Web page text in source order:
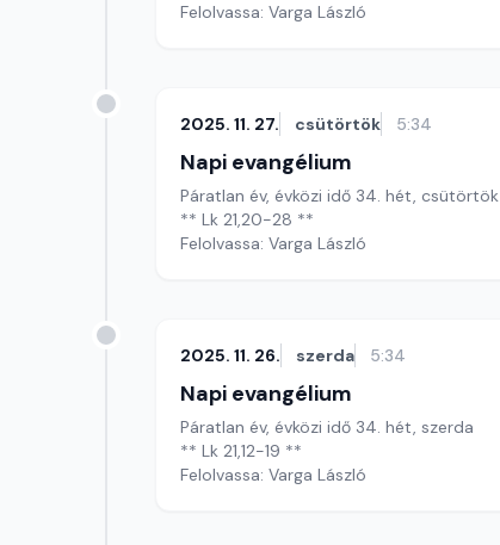
Felolvassa: Varga László
2025. 11. 27. csütörtök 5:34
Napi evangélium
Páratlan év, évközi idő 34. hét, csütörtök
** Lk 21,20-28 **
Felolvassa: Varga László
2025. 11. 26. szerda 5:34
Napi evangélium
Páratlan év, évközi idő 34. hét, szerda
** Lk 21,12-19 **
Felolvassa: Varga László